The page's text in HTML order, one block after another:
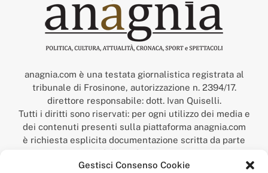
Gestisci Consenso Cookie
anagnia.com è una testata giornalistica registrata al
tribunale di Frosinone, autorizzazione n. 2394/17.
direttore responsabile: dott. Ivan Quiselli.
Tutti i diritti sono riservati: per ogni utilizzo dei media e
dei contenuti presenti sulla piattaforma anagnia.com
è richiesta esplicita documentazione scritta da parte
della redazione.
“Anagnia” è un marchio registrato presso l’Ufficio Italiano